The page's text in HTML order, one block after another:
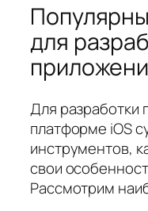
для
Для разработки
платформе iOS
инструментов,
свои
Рассмотрим